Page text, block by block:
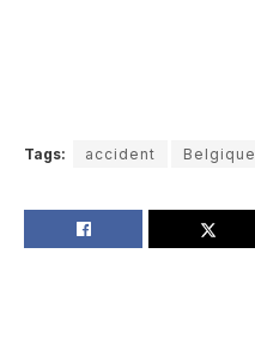
Tags: accident Belgique